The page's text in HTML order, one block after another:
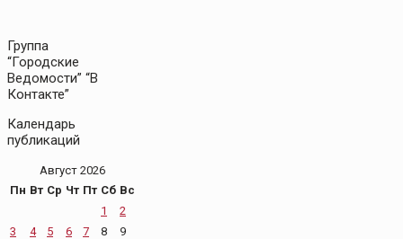
Группа
“Городские
Ведомости” “В
Контакте”
Календарь
публикаций
Август 2026
Пн Вт Ср Чт Пт Сб Вс
1
2
3
4 5 6 7 8
9